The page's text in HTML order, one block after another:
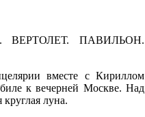
ПАВИЛЬОН.
вместе с Кириллом
к вечерней Москве. Над
луна.